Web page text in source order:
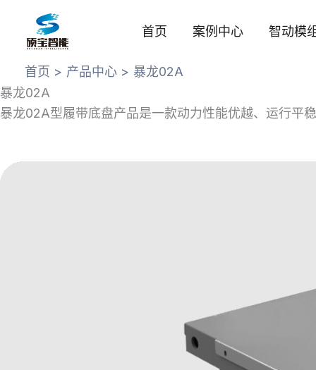
首页 案例中心 智动模
首页 产品中心
暴龙02A
暴龙02A
暴龙02A型履带底盘产品是一款动力性能优越、运行平